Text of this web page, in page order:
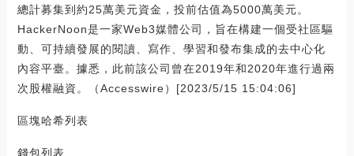
總計募集到約25萬美元資金，投前估值為5000萬美元。
HackerNoon是一家Web3媒體公司，旨在構建一個受社區驅
動、可持續發展的閱讀、寫作、學習和發布集成的去中心化
內容平臺。據悉，此前該公司曾在2019年和2020年進行過兩
次股權融資。（Accesswire）[2023/5/15 15:04:06]
區塊哈希列表
錢包列表